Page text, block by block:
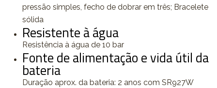
pressão simples, fecho de dobrar em três; Bracelete
sólida
Resistente à água
Resistência à água de 10 bar
Fonte de alimentação e vida útil da
bateria
Duração aprox. da bateria: 2 anos com SR927W